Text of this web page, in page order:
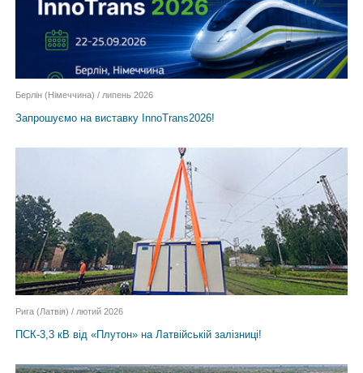
Запрошуємо на виставку InnoTrans2026!
Берлін (Німеччина) / липень 2026
ПСК-3,3 кВ від «Плутон» на Латвійській залізниці!
Рига (Латвія) / лютий 2026